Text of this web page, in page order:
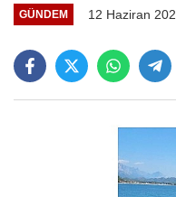
GÜNDEM 12 Haziran